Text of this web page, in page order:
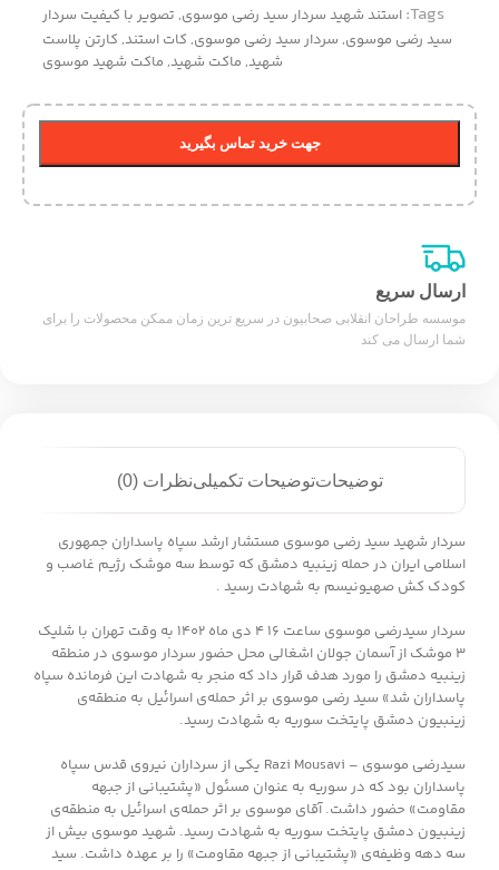
Tags: استند شهید سردار سید رضی موسوی, تصویر با کیفیت سردار
سید رضی موسوی, سردار سید رضی موسوی, کات استند, کارتن پلاست
شهید, ماکت شهید, ماکت شهید موسوی
جهت خرید تماس بگیرید
ارسال سریع
موسسه طراحان انقلابی صحابیون در سریع ترین زمان ممکن محصولات را برای
شما ارسال می کند
توضیحاتتوضیحات تکمیلینظرات (0)
سردار شهید سید رضی موسوی مستشار ارشد سپاه پاسداران جمهوری
اسلامی ایران در حمله زینبیه دمشق که توسط سه موشک رژیم غاصب و
کودک کش صهیونیسم به شهادت رسید .
سردار سیدرضی موسوی ساعت ۱۶ ۴ دی ماه ۱۴۰۲ به وقت تهران با شلیک
۳ موشک از آسمان جولان اشغالی محل حضور سردار موسوی در منطقه
زینبیه دمشق را مورد هدف قرار داد که منجر به شهادت این فرمانده سپاه
پاسداران شد» سید رضی موسوی بر اثر حمله‌ی اسرائیل به منطقه‌ی
زینبیون دمشق پایتخت سوریه به شهادت رسید.
سیدرضی موسوی – Razi Mousavi یکی از سرداران نیروی قدس سپاه
پاسداران بود که در سوریه به عنوان مسئول «پشتیبانی از جبهه
مقاومت» حضور داشت. آقای موسوی بر اثر حمله‌ی اسرائیل به منطقه‌ی
زینبیون دمشق پایتخت سوریه به شهادت رسید. شهید موسوی بیش از
سه دهه وظیفه‌ی «پشتیبانی از جبهه مقاومت» را بر عهده داشت. سید